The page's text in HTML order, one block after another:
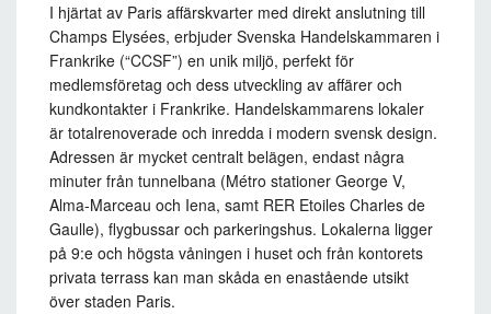
I hjärtat av Paris affärskvarter med direkt anslutning till
Champs Elysées, erbjuder Svenska Handelskammaren i
Frankrike (“CCSF”) en unik miljö, perfekt för
medlemsföretag och dess utveckling av affärer och
kundkontakter i Frankrike. Handelskammarens lokaler
är totalrenoverade och inredda i modern svensk design.
Adressen är mycket centralt belägen, endast några
minuter från tunnelbana (Métro stationer George V,
Alma-Marceau och Iena, samt RER Etoiles Charles de
Gaulle), flygbussar och parkeringshus. Lokalerna ligger
på 9:e och högsta våningen i huset och från kontorets
privata terrass kan man skåda en enastående utsikt
över staden Paris.